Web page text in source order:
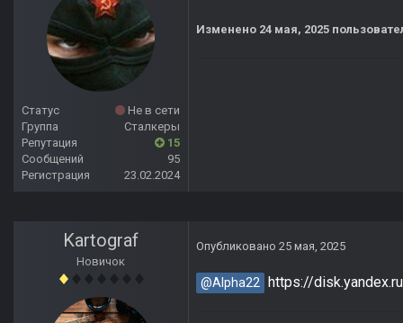
Статус
Не в сети
Группа
Сталкеры
Репутация
15
Сообщений
95
Регистрация
23.02.2024
Изменено 24 мая, 2025
Kartograf
Новичок
Опубликовано 25 мая, 2025
@Alpha22 https://